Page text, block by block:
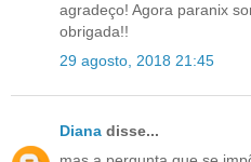
agradeço! Agora paranix
obrigada!!
29 agosto, 2018 21:45
Diana disse...